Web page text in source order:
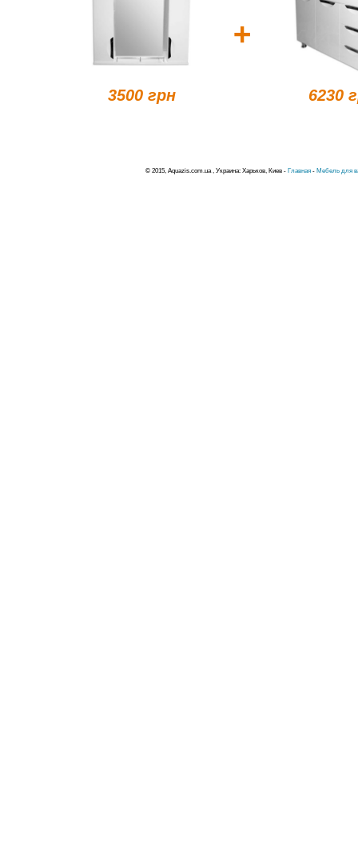
3500 грн
+
6230
© 2015, Aquazis.com.ua , Украина: Харьков, Киев - Главная- Мебель для